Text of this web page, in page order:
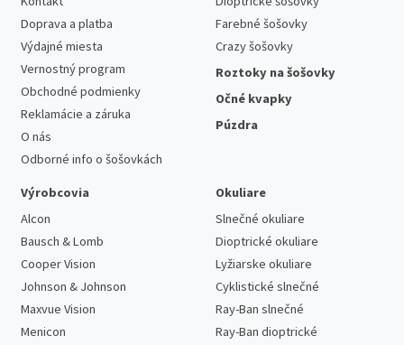
Doprava a platba
Výdajné miesta
Vernostný program
Obchodné podmienky
Reklamácie a záruka
O nás
Odborné info o šošovkách
Farebné šošovky
Crazy šošovky
Roztoky na šošovky
Očné kvapky
Púzdra
Výrobcovia
Alcon
Bausch & Lomb
Cooper Vision
Johnson & Johnson
Maxvue Vision
Menicon
Okuliare
Slnečné okuliare
Dioptrické okuliare
Lyžiarske okuliare
Cyklistické slnečné
Ray-Ban slnečné
Ray-Ban dioptrické